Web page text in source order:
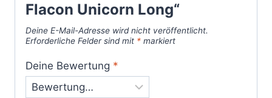
Flacon Unicorn Long“
Deine E-Mail-Adresse wird nicht veröffentlicht.
Erforderliche Felder sind mit * markiert
Deine Bewertung *